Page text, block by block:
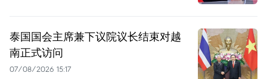
泰国国会主席兼下议院议长结束对越
南正式访问
07/08/2026 15:17